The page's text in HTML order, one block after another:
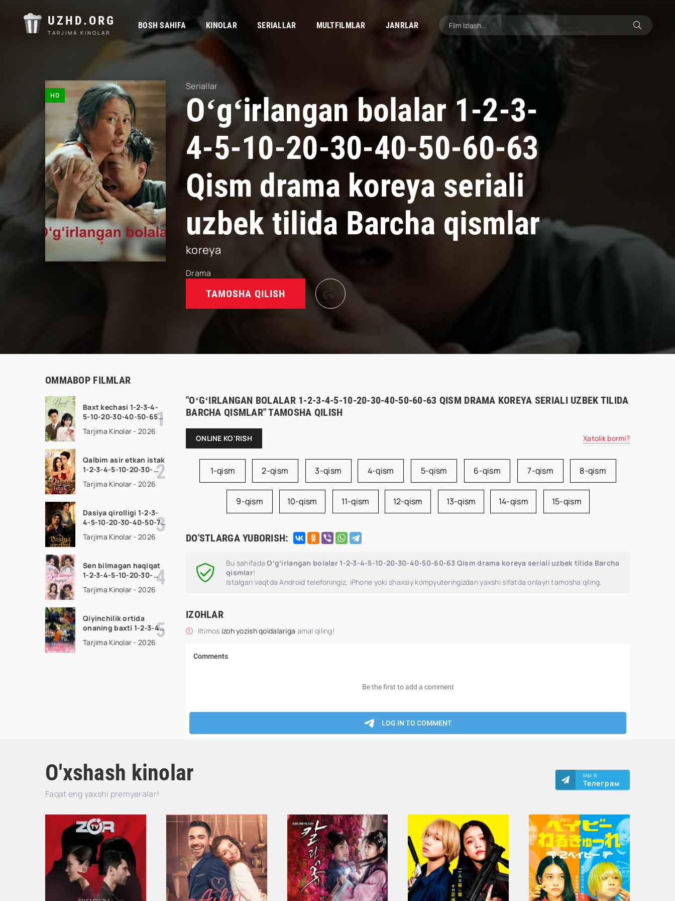
UZHD.ORG
TARJIMA KINOLAR
BOSH SAHIFA KINOLAR SERIALLAR MULTFILMLAR JANRLAR
HD
Seriallar
Oʻgʻirlangan bolalar 1-2-3-
4-5-10-20-30-40-50-60-63
Qism drama koreya seriali
uzbek tilida Barcha qismlar
koreya
Drama
TAMOSHA QILISH
OMMABOP FILMLAR
Baxt kechasi 1-2-3-4-
5-10-20-30-40-50-65
seriali uzbek tilida
Tarjima Kinolar - 2026
Qalbim asir etkan istak
1-2-3-4-5-10-20-30-
50-60-70-80-90 Qism
drama koreya seriali
skachat
Tarjima Kinolar - 2026
Dasiya qirolligi 1-2-3-
4-5-10-20-30-40-50-70
seriali uzbek tilida
Tarjima Kinolar - 2026
Sen bilmagan haqiqat
1-2-3-4-5-10-20-30-
50-60-70-80-90 Qism
drama koreya seriali
skachat
Tarjima Kinolar - 2026
Qiyinchilik ortida
onaning baxti 1-2-3-4-
5-10-20-30-40-50-65
Qism drama koreya
Tarjima Kinolar - 2026
"OʻGʻIRLANGAN BOLALAR 1-2-3-4-5-10-20-30-40-50-60-63 QISM DRAMA KOREYA SERIALI UZBEK TILIDA
BARCHA QISMLAR" TAMOSHA QILISH
ONLINE KO'RISH Xatolik bormi?
1-qism 2-qism 3-qism 4-qism 5-qism 6-qism 7-qism 8-qism
9-qism 10-qism 11-qism 12-qism 13-qism 14-qism 15-qism
DO'STLARGA YUBORISH:
Bu sahifadaOʻgʻirlangan bolalar 1-2-3-4-5-10-20-30-40-50-60-63 Qism drama koreya seriali uzbek tilida Barcha
qismlar!
Istalgan vaqtda Android telefoningiz, iPhone yoki shaxsiy kompyuteringizdan yaxshi sifatda onlayn tamosha qiling.
IZOHLAR
Iltimos izoh yozish qoidalariga amal qiling!
O'xshash kinolar
Faqat eng yaxshi premyeralar!
МЫ В
Телеграм